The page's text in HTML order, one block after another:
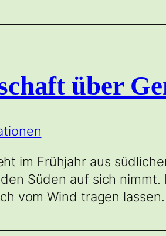
über
im Frühjahr aus
Süden auf sich
vom Wind tragen